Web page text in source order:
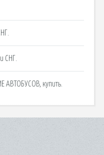
СНГ.
АВТОБУСОВ, купить.